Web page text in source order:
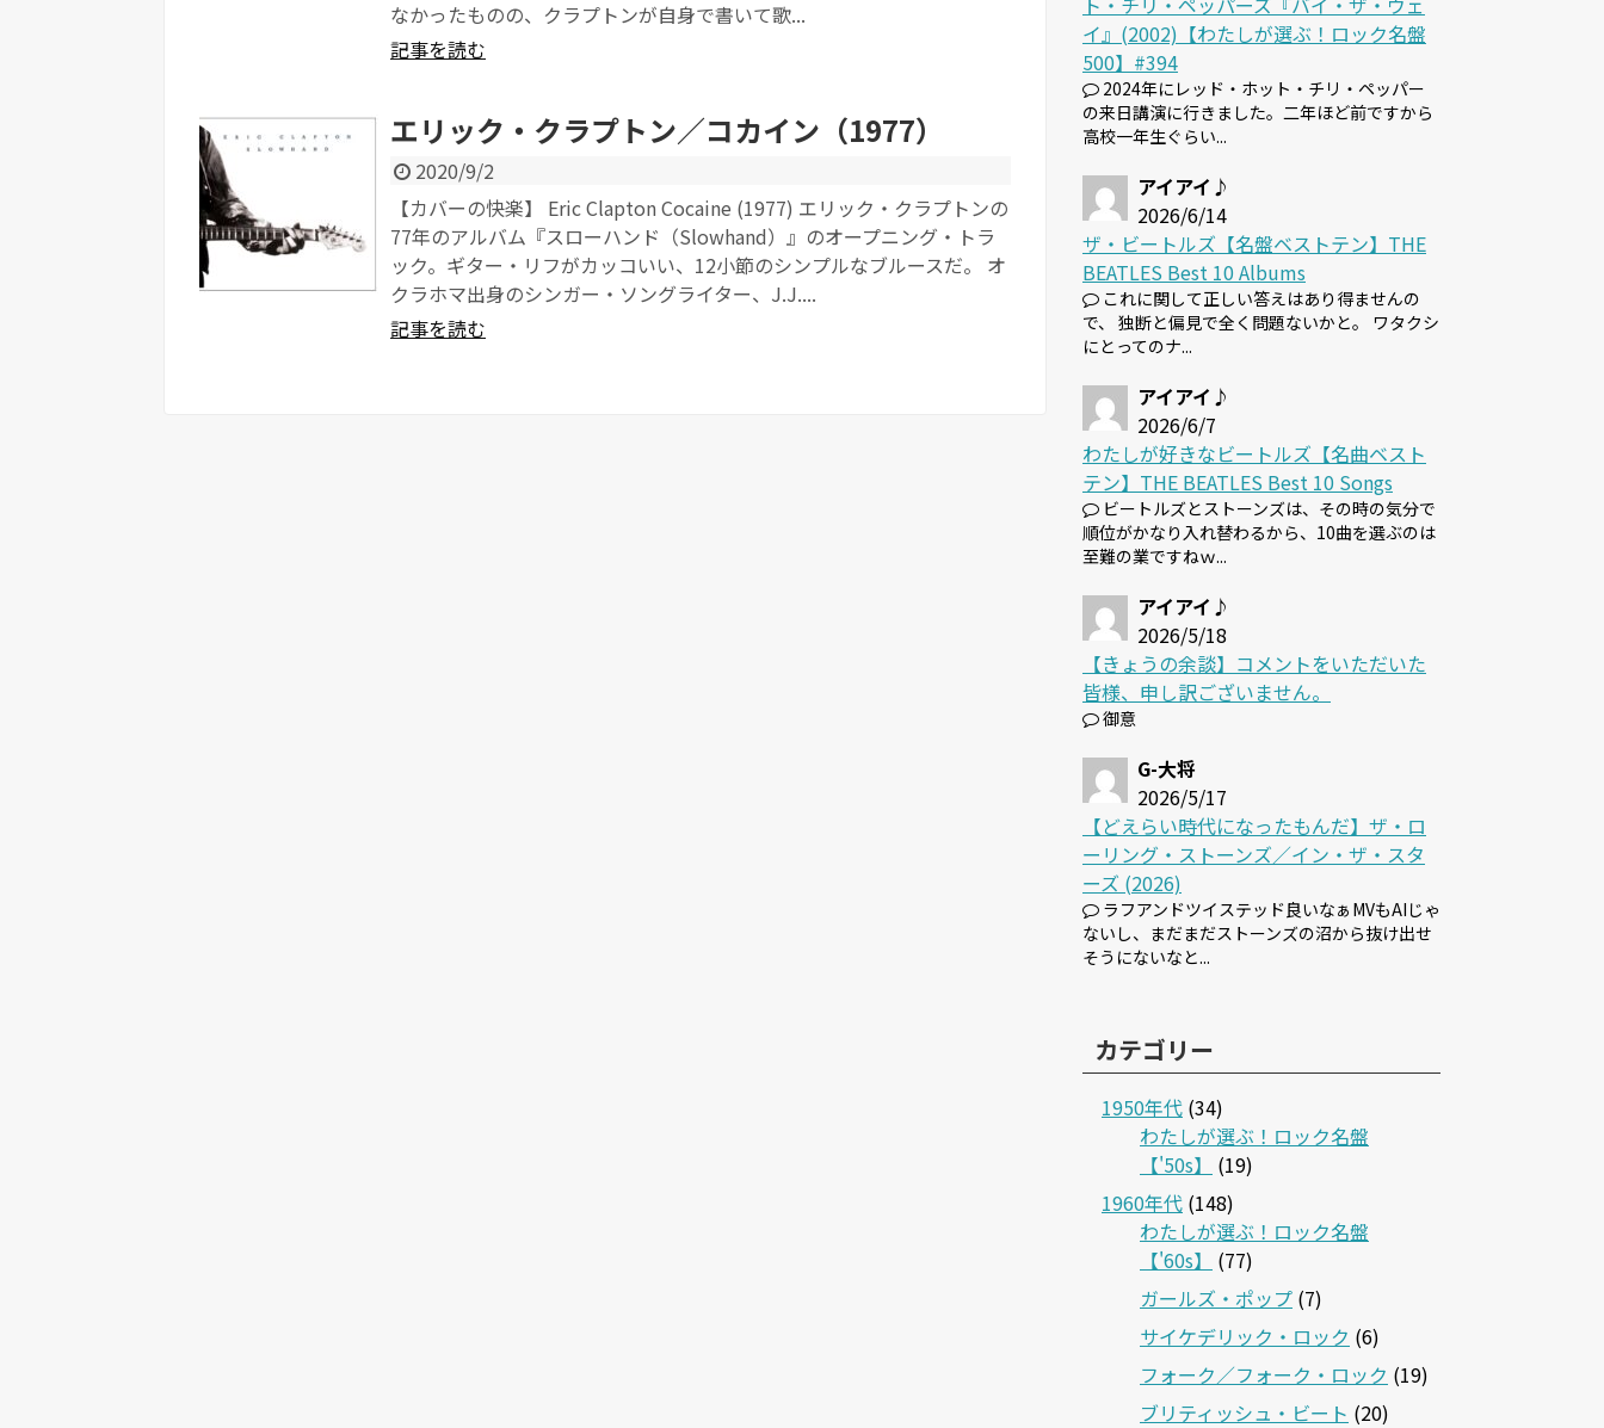
なかったものの、クラプトンが自身で書いて歌...
記事を読む
エリック・クラプトン／コカイン（1977）
2020/9/2
【カバーの快楽】 Eric Clapton Cocaine (1977) エリック・クラプトンの
77年のアルバム『スローハンド（Slowhand）』のオープニング・トラ
ック。ギター・リフがカッコいい、12小節のシンプルなブルースだ。 オ
クラホマ出身のシンガー・ソングライター、J.J....
記事を読む
イ』(2002)【わたしが選ぶ！ロック名盤
500】#394
2024年にレッド・ホット・チリ・ペッパー
の来日講演に行きました。二年ほど前ですから
高校一年生ぐらい...
アイアイ♪
2026/6/14
ザ・ビートルズ【名盤ベストテン】THE
BEATLES Best 10 Albums
これに関して正しい答えはあり得ませんの
で、 独断と偏見で全く問題ないかと。 ワタクシ
にとってのナ...
アイアイ♪
2026/6/7
わたしが好きなビートルズ【名曲ベスト
テン】THE BEATLES Best 10 Songs
ビートルズとストーンズは、その時の気分で
順位がかなり入れ替わるから、10曲を選ぶのは
至難の業ですねｗ...
アイアイ♪
2026/5/18
【きょうの余談】コメントをいただいた
皆様、申し訳ございません。
御意
G-大将
2026/5/17
【どえらい時代になったもんだ】ザ・ロ
ーリング・ストーンズ／イン・ザ・スタ
ーズ (2026)
ラフアンドツイステッド良いなぁMVもAIじゃ
ないし、まだまだストーンズの沼から抜け出せ
そうにないなと...
カテゴリー
1950年代 (34)
わたしが選ぶ！ロック名盤
【'50s】
(19)
1960年代 (148)
わたしが選ぶ！ロック名盤
【'60s】
(77)
ガールズ・ポップ (7)
サイケデリック・ロック (6)
フォーク／フォーク・ロック (19)
ブリティッシュ・ビート (20)